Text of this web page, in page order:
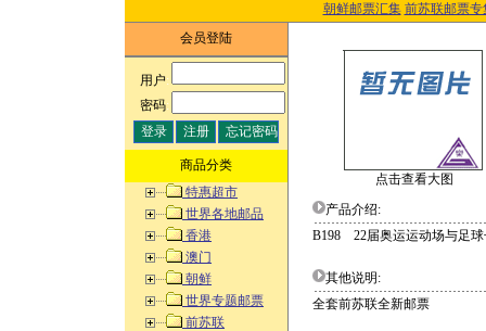
朝鲜邮票汇集 前苏联邮票专
会员登陆
用户:
密码:
商品分类
特惠超市
世界各地邮品
香港
澳门
朝鲜
世界专题邮票
前苏联
点击查看大图
产品介绍:
B198 22届奥运运动场与足
其他说明:
全套前苏联全新邮票